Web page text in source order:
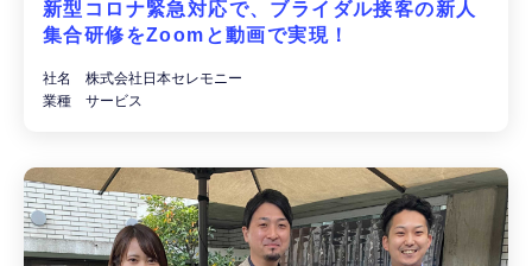
新型コロナ緊急対応で、ブライダル接客の新人
集合研修をZoomと動画で実現！
社名 株式会社日本セレモニー
業種 サービス